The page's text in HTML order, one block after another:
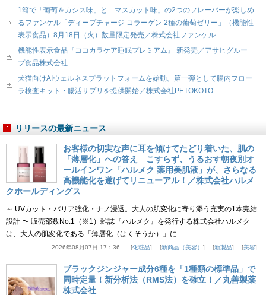
1箱で「葡萄＆カシス味」と「マスカット味」の2つのフレーバーが楽しめ
るファンケル「ディープチャージ コラーゲン 2種の葡萄ゼリー」（機能性
表示食品）8月18日（火）数量限定発売／株式会社ファンケル
機能性表示食品『ココカラケア睡眠プレミアム』 新発売／アサヒグルー
プ食品株式会社
犬猫向けAIウェルネスプラットフォームを始動。第一弾として腸内フロー
ラ検査キット・腸活サプリを提供開始／株式会社PETOKOTO
リリースの最新ニュース
お客様の切実な声に耳を傾けてたどり着いた、肌の
「薄層化」への答え こすらず、うるおす朝夜別オ
ールインワン「ハルメク 薬用美肌液」が、さらなる
高機能化を遂げてリニューアル！／株式会社ハルメ
クホールディングス
～ UVカット・バリア強化・ナノ浸透。大人の肌変化に寄り添う充実の1本完結
設計 〜 販売部数No.1（※1）雑誌『ハルメク』を発行する株式会社ハルメク
は、大人の肌変化である「薄層化（はくそうか）」に……
2026年08月07日 17：36 化粧品 新商品（美容） 新製品 美容
ブラックジンジャー成分6種を「1種類の標準品」で
同時定量！新分析法（RMS法）を確立！／丸善製薬
株式会社